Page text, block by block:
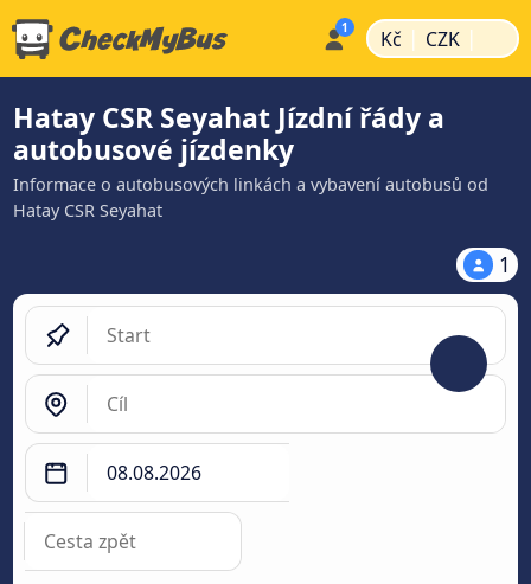
Kč | CZK |
Hatay CSR Seyahat Jízdní řády a
autobusové jízdenky
Informace o autobusových linkách a vybavení autobusů od
Hatay CSR Seyahat
1